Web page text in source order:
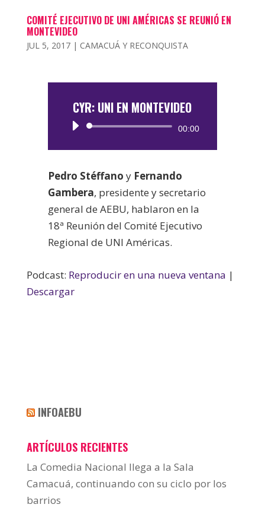
COMITÉ EJECUTIVO DE UNI AMÉRICAS SE REUNIÓ EN
MONTEVIDEO
JUL 5, 2017| CAMACUÁ Y RECONQUISTA
CYR: UNI EN MONTEVIDEO
Reproductor
00:00
Pedro Stéffano y Fernando
Gambera, presidente y secretario
general de AEBU, hablaron en la
18ª Reunión del Comité Ejecutivo
Regional de UNI Américas.
Podcast: Reproducir en una nueva ventana |
Descargar
INFOAEBU
ARTÍCULOS RECIENTES
La Comedia Nacional llega a la Sala
Camacuá, continuando con su ciclo por los
barrios